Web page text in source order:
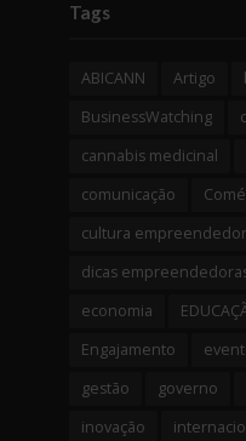
Tags
ABICANN Artigo
BusinessWatching
cannabis medicinal
comunicação
cultura
dicas
economia
Engajamento
gestão
governo
inovação